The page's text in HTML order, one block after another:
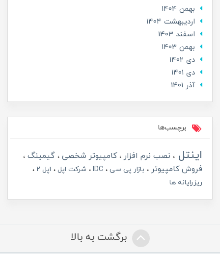
بهمن 1404
ارديبهشت 1404
اسفند 1403
بهمن 1403
دی 1402
دی 1401
آذر 1401
برچسب‌ها
اینتل نصب نرم افزار کامپیوتر شخصی
گیمینگ
فروش کامپیوتر
بازار پی سی IDC شرکت اپل
اپل 2
ریزرایانه ها
برگشت به بالا